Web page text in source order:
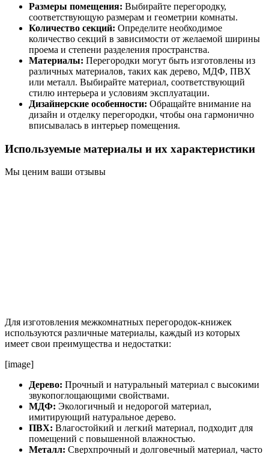
Размеры помещения: Выбирайте перегородку,
соответствующую размерам и геометрии комнаты.
Количество секций: Определите необходимое
количество секций в зависимости от желаемой ширины
проема и степени разделения пространства.
Материалы: Перегородки могут быть изготовлены из
различных материалов, таких как дерево, МДФ, ПВХ
или металл. Выбирайте материал, соответствующий
стилю интерьера и условиям эксплуатации.
Дизайнерские особенности: Обращайте внимание на
дизайн и отделку перегородки, чтобы она гармонично
вписывалась в интерьер помещения.
Используемые материалы и их характеристики
Мы ценим ваши отзывы
Для изготовления межкомнатных перегородок-книжек
используются различные материалы, каждый из которых
имеет свои преимущества и недостатки:
[image]
Дерево: Прочный и натуральный материал с высокими
звукопоглощающими свойствами.
МДФ: Экологичный и недорогой материал,
имитирующий натуральное дерево.
ПВХ: Влагостойкий и легкий материал, подходит для
помещений с повышенной влажностью.
Металл: Сверхпрочный и долговечный материал, часто